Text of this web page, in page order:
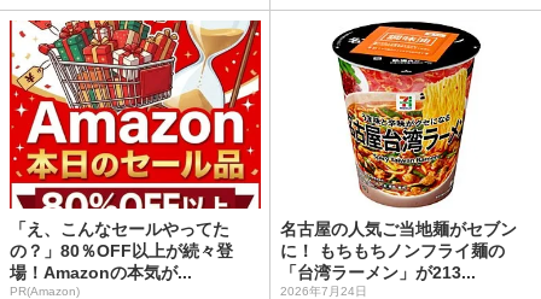
「え、こんなセールやってた
の？」80％OFF以上が続々登
場！Amazonの本気が...
PR(Amazon)
名古屋の人気ご当地麺がセブン
に！ もちもちノンフライ麺の
「台湾ラーメン」が213...
2026年7月24日